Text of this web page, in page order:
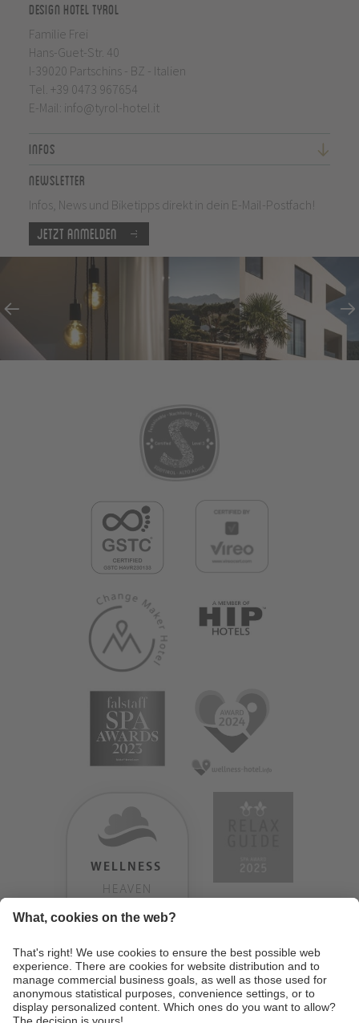
Design Hotel Tyrol
Familie Frei
Hans-Guet-Str. 40
I-39020 Partschins - BZ - Italien
Tel. +39 0473 967654
E-Mail: info@tyrol-hotel.it
Infos
Newsletter
Infos, News und Biketipps direkt in dein E-Mail-Postfach!
Jetzt anmelden
WELLNESS
HEAVEN
TESTERGEBNIS: